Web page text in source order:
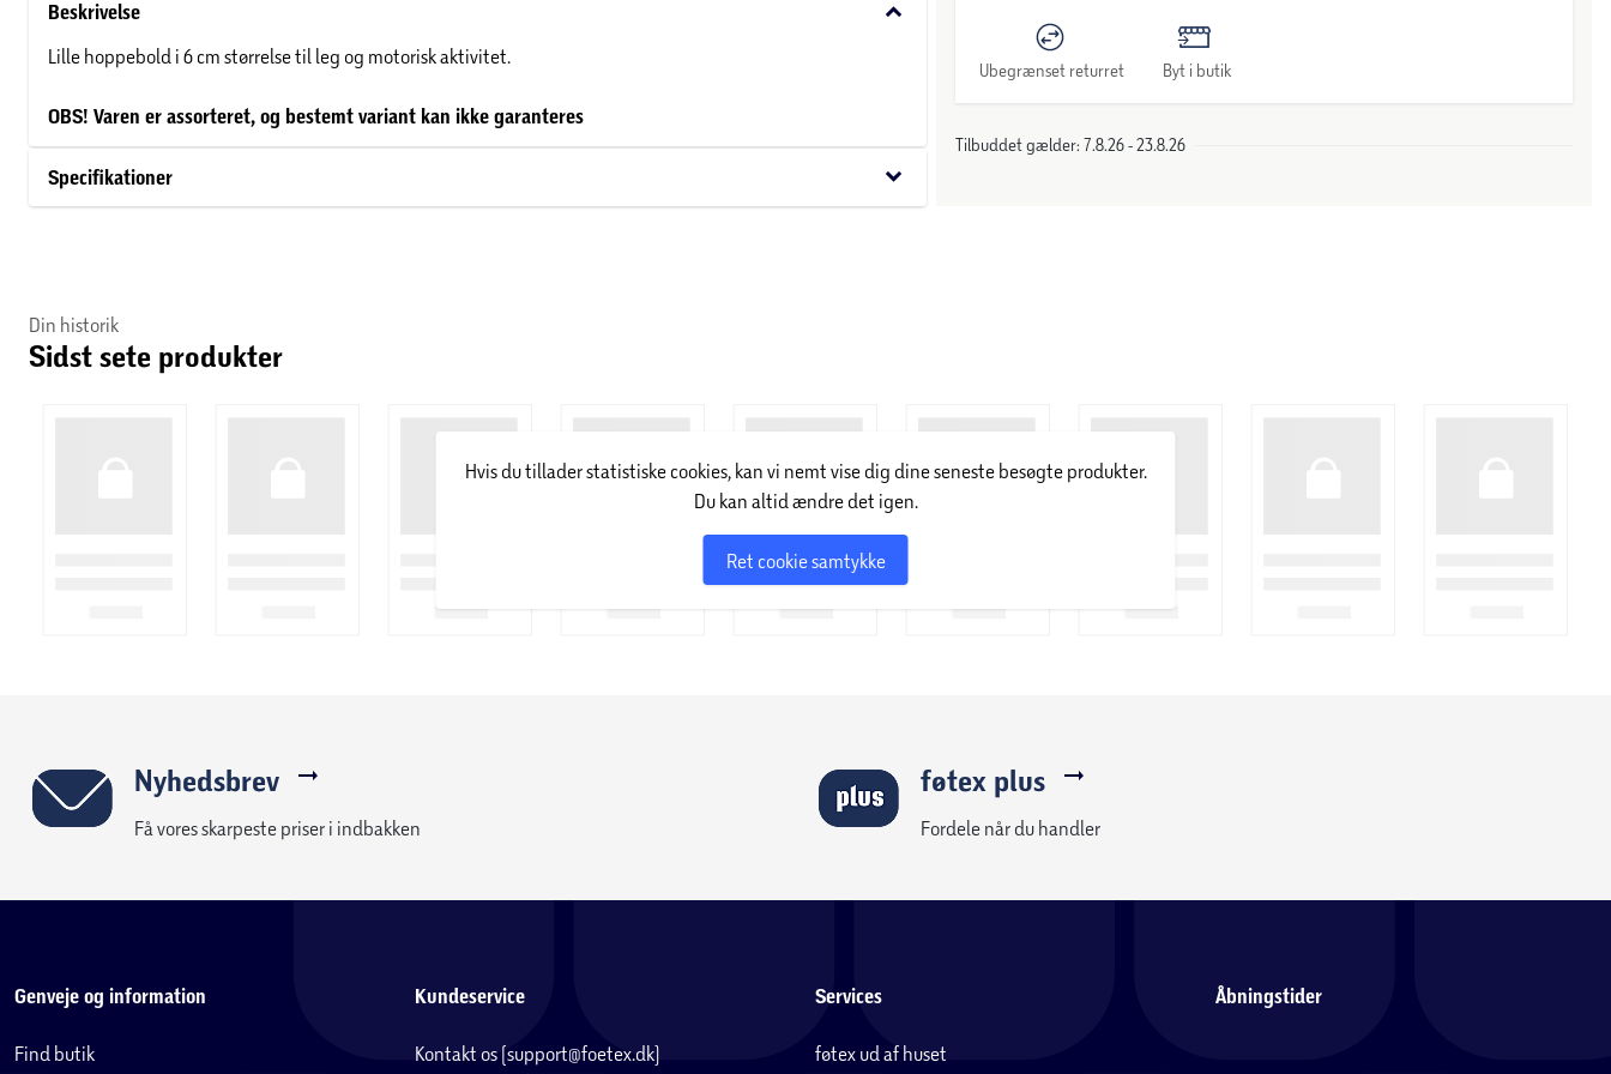
Beskrivelse keyboard_arrow_down
Lille hoppebold i 6 cm størrelse til leg og motorisk aktivitet.
OBS! Varen er assorteret, og bestemt variant kan ikke garanteres
Specifikationer keyboard_arrow_down
Ubegrænset returret Byt i butik
Tilbuddet gælder: 7.8.26 - 23.8.26
Din historik
Sidst sete produkter
Hvis du tillader statistiske cookies, kan vi nemt vise dig dine seneste besøgte produkter.
Du kan altid ændre det igen.
Ret cookie samtykke
Nyhedsbrev
Få vores skarpeste priser i indbakken
føtex plus
Fordele når du handler
Genveje og information
Find butik
Kundeservice
Kontakt os (support@foetex.dk)
Services
føtex ud af huset
Åbningstider